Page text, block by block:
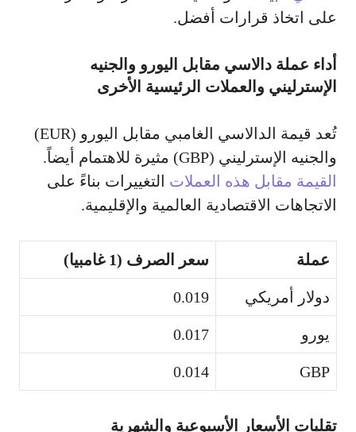
على اتخاذ قرارات أفضل.
أداء عملة دالاسي مقابل اليورو والجنيه
الإسترليني والعملات الرئيسية الأخرى
تُعد قيمة الدالاسي الغامبي مقابل اليورو (EUR)
والجنيه الإسترليني (GBP) مثيرة للاهتمام أيضاً.
القيمة مقابل هذه العملات التغييرات بناءً على
الاتجاهات الاقتصادية العالمية والإقليمية.
عملة سعر الصرف (1 غامبيا)
دولار أمريكي 0.019
يورو 0.017
GBP
0.014
تقلبات الأسعار الأسبوعية والشهرية